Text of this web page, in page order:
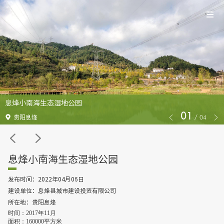
息烽小南海生态湿地公园
贵阳息烽 01 / 04
息烽小南海生态湿地公园
发布时间：2022年04月06日
建设单位：息烽县城市建设投资有限公司
所在地：贵阳息烽
时间：2017年11月
面积：160000平方米